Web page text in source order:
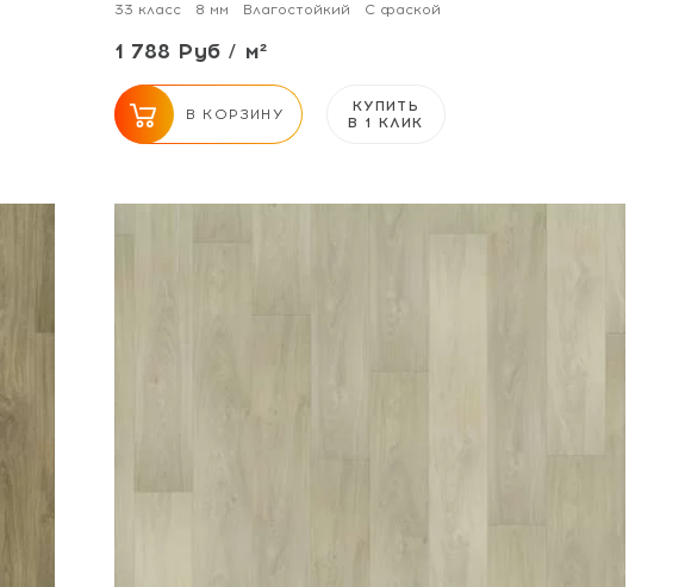
33 класс 8 мм Влагостойкий С фаской
1 788 Руб / м²
В КОРЗИНУ
КУПИТЬ
В 1 КЛИК